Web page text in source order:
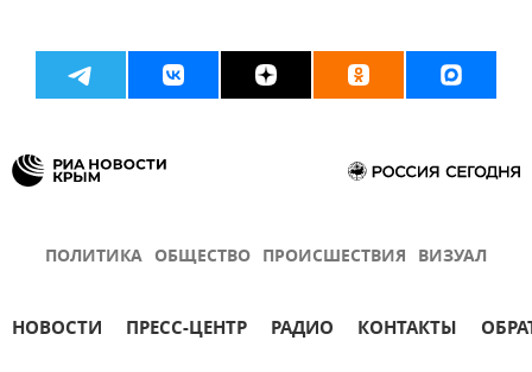
ПОЛИТИКА ОБЩЕСТВО ПРОИСШЕСТВИЯ ВИЗУАЛ
НОВОСТИ ПРЕСС-ЦЕНТР РАДИО КОНТАКТЫ